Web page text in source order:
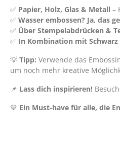
✅ Papier, Holz, Glas & Metall –
✅ Wasser embossen? Ja, das
✅ Über Stempelabdrücken &
✅ In Kombination mit
💡 Tipp: Verwende das
um noch mehr kreative
📌 Lass dich inspirieren!
💙 Ein Must-have für alle, die